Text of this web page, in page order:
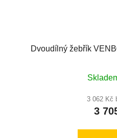
Dvoudílný žebřík
3 062 Kč
3